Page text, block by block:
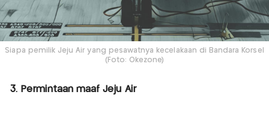
Siapa pemilik Jeju Air yang pesawatnya kecelakaan di Bandara Korsel
(Foto: Okezone)
3. Permintaan maaf Jeju Air